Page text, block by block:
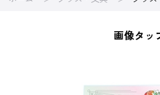
画像タッ